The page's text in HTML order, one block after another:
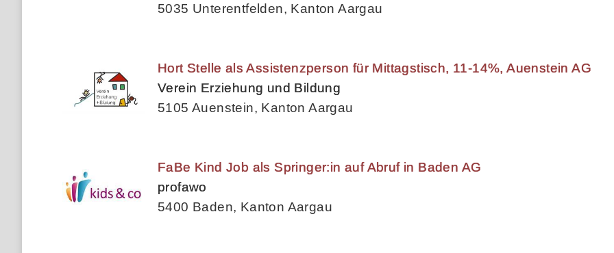
5035 Unterentfelden, Kanton Aargau
Hort Stelle als Assistenzperson für Mittagstisch, 11-14%, Auenstein AG
Verein Erziehung und Bildung
5105 Auenstein, Kanton Aargau
FaBe Kind Job als Springer:in auf Abruf in Baden AG
profawo
5400 Baden, Kanton Aargau